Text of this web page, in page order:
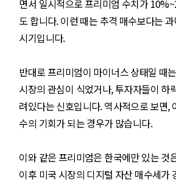
면서 일시적으로 프리미엄 수치가
도 합니다. 이런 때는 추격 매수보다는
시기입니다.
반대로 프리미엄이 마이너스 상태일 때
시장의 관심이 식었거나, 투자자들이 하
려있다는 신호입니다. 역사적으로 보면,
수의 기회가 되는 경우가 많습니다.
이와 같은 프리미엄은 한국에만 있는 것
이후 미국 시장의 디지털 자산 매수세가